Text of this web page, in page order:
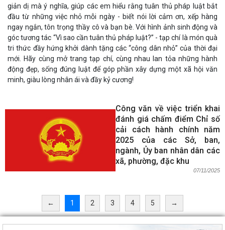
giản dị mà ý nghĩa, giúp các em hiểu rằng tuân thủ pháp luật bắt
đầu từ những việc nhỏ mỗi ngày - biết nói lời cảm ơn, xếp hàng
ngay ngắn, tôn trọng thầy cô và bạn bè. Với hình ảnh sinh động và
góc tương tác “Vì sao cần tuân thủ pháp luật?” - tạp chí là món quà
tri thức đầy hứng khởi dành tặng các “công dân nhỏ” của thời đại
mới. Hãy cùng mở trang tạp chí, cùng nhau lan tỏa những hành
động đẹp, sống đúng luật để góp phần xây dựng một xã hội văn
minh, giàu lòng nhân ái và đầy kỷ cương!
Công văn về việc triển khai
đánh giá chấm điểm Chỉ số
cải cách hành chính năm
2025 của các Sở, ban,
ngành, Ủy ban nhân dân các
xã, phường, đặc khu
07/11/2025
← 1 2 3 4 5 →